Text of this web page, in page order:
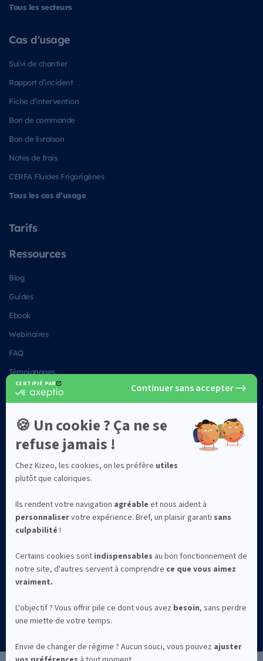
Tous les secteurs
Cas d'usage
Suivi de chantier
Rapport d’incident
Fiche d’intervention
Bon de commande
Bon de livraison
Notes de frais
CERFA Fluides Frigorigènes
Tous les cas d’usage
Tarifs
Ressources
Blog
Guides
Ebook
Webinaires
FAQ
Témoignages
Alternatives à Kizeo Forms
Qui sommes-nous ?
©2026 Kizeo Forms
La solution Kizeo Forms est conçue et développée à Avignon avec
par l'entreprise Kizeo
Mentions légales
Confidentialité
CGV